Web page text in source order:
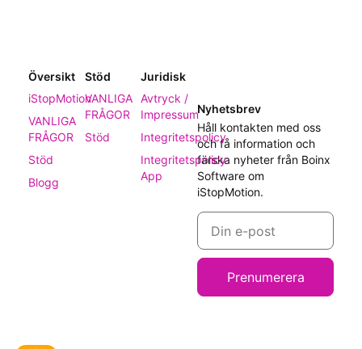
Översikt
iStopMotion
VANLIGA
FRÅGOR
Stöd
Blogg
Stöd
VANLIGA
FRÅGOR
Stöd
Juridisk
Avtryck /
Impressum
Integritetspolicy
Integritetspolicy
App
Nyhetsbrev
Håll kontakten med oss
och få information och
färska nyheter från Boinx
Software om
iStopMotion.
Prenumerera